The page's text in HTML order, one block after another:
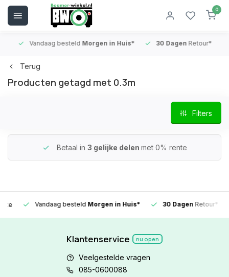
0
Vandaag besteldMorgen in Huis* 30 DagenRetour*
Terug
Producten getagd met 0.3m
Filters
Betaal in 3 gelijke delen met 0% rente
Vandaag besteldMorgen in Huis* 30 DagenRetour*
Klantenservice nu open
Veelgestelde vragen
085-0600088